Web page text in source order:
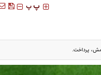
‍‍‍ پ پ